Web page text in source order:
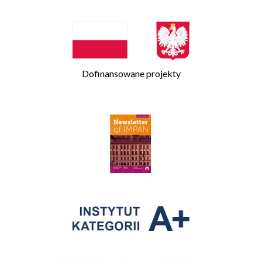
Dofinansowane projekty